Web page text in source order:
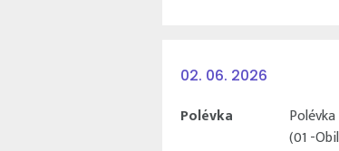
02. 06. 2026
Polévka
(01 -